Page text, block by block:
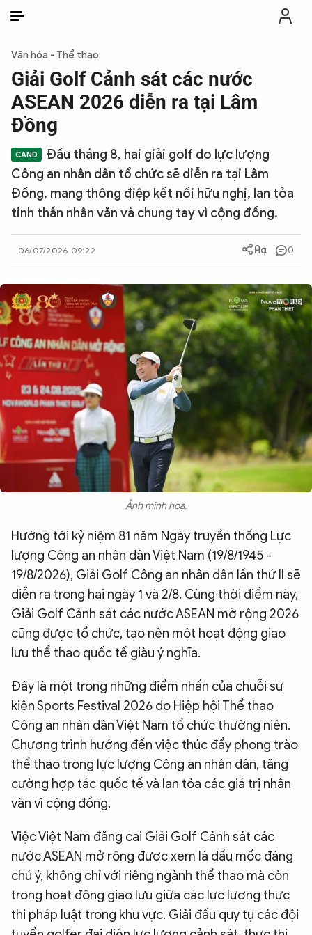
THỜI SỰ
CHỐNG DIỄN BIẾN HÒA BÌNH
CÔNG AN TRONG LÒNG DÂN
XÃ HỘI
CÔNG NGHỆ
QUỐC TẾ
VĂN HÓA - THỂ THAO
BẠN ĐỌC & CAND
ĐA PHƯƠNG TIỆN
eMagazine
Podcast
Ảnh
Infographic
Chuyên trang An ninh thế giớiVăn nghệ Công an
Chuyên đề
Văn hóa - Thể thao
Giải Golf Cảnh sát các nước
ASEAN 2026 diễn ra tại Lâm
Đồng
Đầu tháng 8, hai giải golf do lực lượng
Công an nhân dân tổ chức sẽ diễn ra tại Lâm
Đồng, mang thông điệp kết nối hữu nghị, lan tỏa
tinh thần nhân văn và chung tay vì cộng đồng.
06/07/2026 09:22 0
Ảnh minh hoạ.
Hướng tới kỷ niệm 81 năm Ngày truyền thống Lực
lượng Công an nhân dân Việt Nam (19/8/1945 -
19/8/2026), Giải Golf Công an nhân dân lần thứ II sẽ
diễn ra trong hai ngày 1 và 2/8. Cùng thời điểm này,
Giải Golf Cảnh sát các nước ASEAN mở rộng 2026
cũng được tổ chức, tạo nên một hoạt động giao
lưu thể thao quốc tế giàu ý nghĩa.
Đây là một trong những điểm nhấn của chuỗi sự
kiện Sports Festival 2026 do Hiệp hội Thể thao
Công an nhân dân Việt Nam tổ chức thường niên.
Chương trình hướng đến việc thúc đẩy phong trào
thể thao trong lực lượng Công an nhân dân, tăng
cường hợp tác quốc tế và lan tỏa các giá trị nhân
văn vì cộng đồng.
Việc Việt Nam đăng cai Giải Golf Cảnh sát các
nước ASEAN mở rộng được xem là dấu mốc đáng
chú ý, không chỉ với riêng ngành thể thao mà còn
trong hoạt động giao lưu giữa các lực lượng thực
thi pháp luật trong khu vực. Giải đấu quy tụ các đội